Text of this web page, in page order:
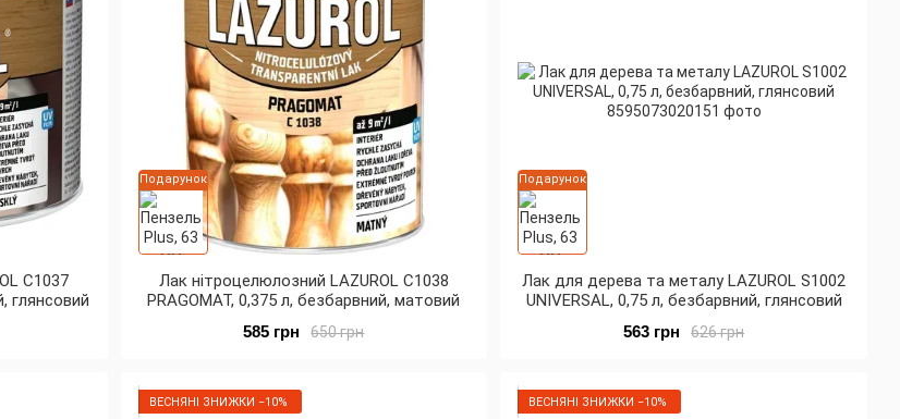
міжнародних стандартів.
Повний цикл захисту: Асортимент бренду дозволяє забезпечити деревині догляд «під ключ» — від глибокого
фунгіцидного просочення проти грибків та комах до фінішних високостійких лаків та емалей.
Інноваційні основи: Виробник пропонує як класичні синтетичні засоби на розчинниках, так і сучасні екологічні
лінійки на водній основі (акрилові, уретанові та поліуретанові склади).
Гарантована безпека: Продукти бренду сертифіковані згідно з жорсткими нормами безпеки
LAZUROL — це поєднання багаторічних традицій та сучасних технологій, що забезпечує довговічність та
природну красу ваших виробів із дерева.
C1037
глянсовий
Подарунок
Лак нітроцелюлозний LAZUROL C1038
PRAGOMAT, 0,375 л, безбарвний, матовий
650 грн
585 грн
Подарунок
Лак для дерева та металу LAZUROL S1002
UNIVERSAL, 0,75 л, безбарвний, глянсовий
626 грн
563 грн
ВЕСНЯНІ ЗНИЖКИ −10% ВЕСНЯНІ ЗНИЖКИ −10%